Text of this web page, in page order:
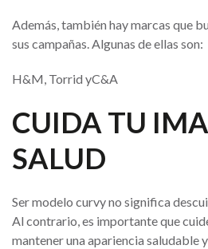
Además, también hay marcas que
sus campañas. Algunas de ellas son:
H&M, Torrid yC&A
CUIDA TU
SALUD
Ser modelo curvy no significa
Al contrario, es importante que
mantener una apariencia saludable